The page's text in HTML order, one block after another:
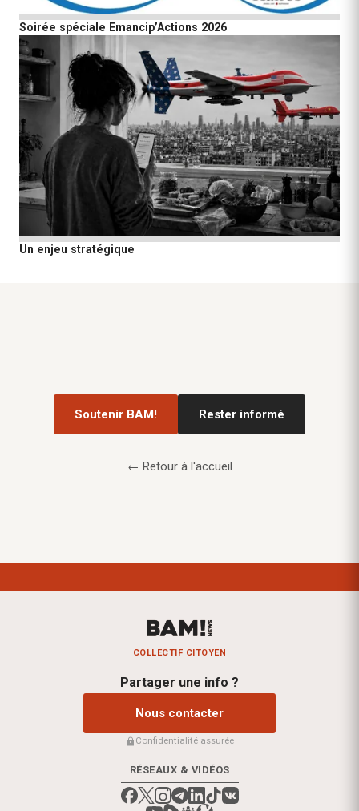
Soirée spéciale Emancip’Actions 2026
Un enjeu stratégique
Soutenir BAM! Rester informé
← Retour à l'accueil
COLLECTIF CITOYEN
Partager une info ?
Nous contacter
Confidentialité assurée
RÉSEAUX & VIDÉOS